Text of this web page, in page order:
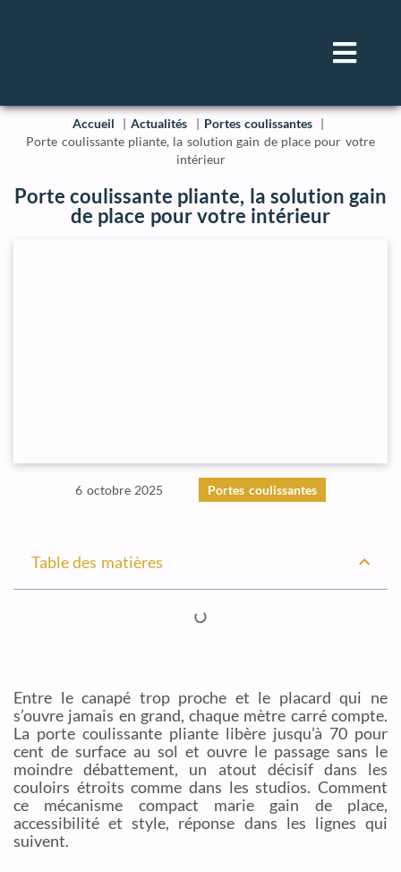
Accueil Actualités
Portes coulissantes
Porte coulissante pliante, la solution gain de place pour votre
intérieur
Porte coulissante pliante, la solution gain
de place pour votre intérieur
6 octobre 2025 Portes coulissantes
Table des matières
Entre le canapé trop proche et le placard qui ne
s’ouvre jamais en grand, chaque mètre carré compte.
La porte coulissante pliante libère jusqu’à 70 pour
cent de surface au sol et ouvre le passage sans le
moindre débattement, un atout décisif dans les
couloirs étroits comme dans les studios. Comment
ce mécanisme compact marie gain de place,
accessibilité et style, réponse dans les lignes qui
suivent.